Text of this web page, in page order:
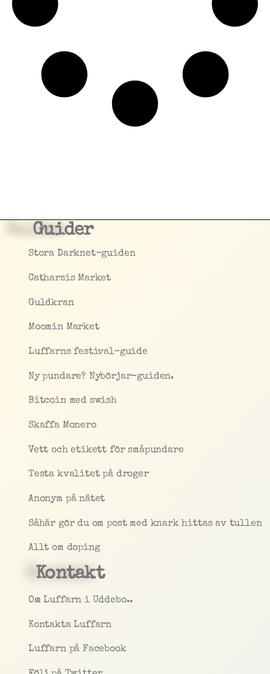
Guider
Stora Darknet-guiden
Catharsis Market
Guldkran
Moomin Market
Luffarns festival-guide
Ny pundare? Nybörjar-guiden.
Bitcoin med swish
Skaffa Monero
Vett och etikett för småpundare
Testa kvalitet på droger
Anonym på nätet
Såhär gör du om post med knark hittas av tullen
Allt om doping
Kontakt
Om Luffarn i Uddebo..
Kontakta Luffarn
Luffarn på Facebook